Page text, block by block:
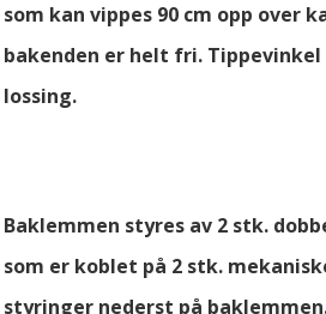
som kan vippes 90 cm opp over
bakenden er helt fri. Tippevinkel
lossing.
Baklemmen styres av 2 stk.
som er koblet på 2 stk.
styringer nederst på